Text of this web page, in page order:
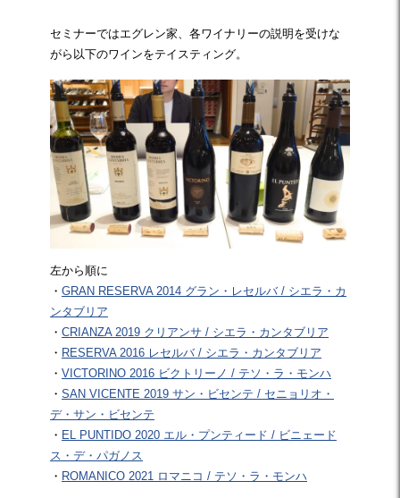
セミナーではエグレン家、各ワイナリーの説明を受けな
がら以下のワインをテイスティング。
左から順に
・ GRAN RESERVA 2014 グラン・レセルバ / シエラ・カ
ンタブリア
・ CRIANZA 2019 クリアンサ / シエラ・カンタブリア
・ RESERVA 2016 レセルバ / シエラ・カンタブリア
・ VICTORINO 2016 ビクトリーノ / テソ・ラ・モンハ
・ SAN VICENTE 2019 サン・ビセンテ / セニョリオ・
デ・サン・ビセンテ
・ EL PUNTIDO 2020 エル・プンティード / ビニェード
ス・デ・パガノス
・ ROMANICO 2021 ロマニコ / テソ・ラ・モンハ